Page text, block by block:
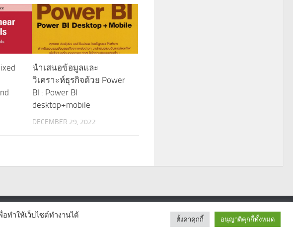
นำเสนอข้อมูลและ
วิเคราะห์ธุรกิจด้วย Power
BI : Power BI
desktop+mobile
DECEMBER 29, 2022
ทำให้เว็บไซต์ทำงานได้
ตั้งค่าคุกกี้ อนุญาติคุกกี้ทั้งหมด